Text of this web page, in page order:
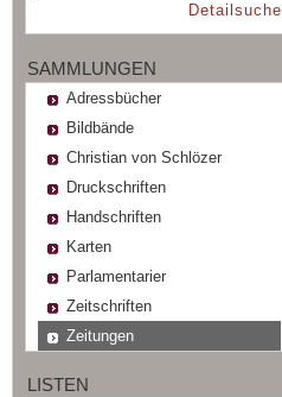
Detailsuche
SAMMLUNGEN
Adressbücher
Bildbände
Christian von Schlözer
Druckschriften
Handschriften
Karten
Parlamentarier
Zeitschriften
Zeitungen
LISTEN